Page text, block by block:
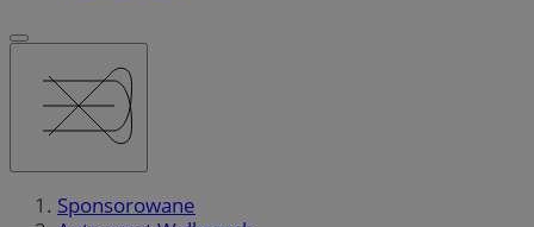
Sponsorowane